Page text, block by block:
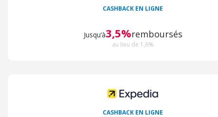
CASHBACK EN LIGNE
Jusqu’à3,5%remboursés
au lieu de 1,6%
CASHBACK EN LIGNE